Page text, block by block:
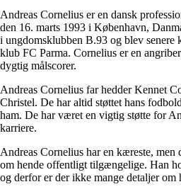
Andreas Cornelius er en dansk
den 16. marts 1993 i København,
i ungdomsklubben B.93 og blev senere
klub FC Parma. Cornelius er en
dygtig målscorer.
Andreas Cornelius far hedder Kennet
Christel. De har altid støttet hans
ham. De har været en vigtig støtte for
karriere.
Andreas Cornelius har en kæreste, men
om hende offentligt tilgængelige. Han
og derfor er der ikke mange detaljer om